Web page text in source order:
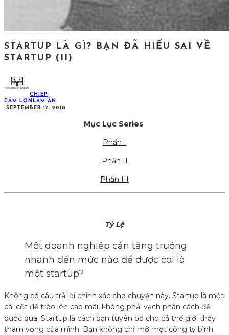
STARTUP LÀ GÌ? BẠN ĐÃ HIỂU SAI VỀ
STARTUP (II)
CHIEP·
CÁM LỢNLÀM ĂN
·SEPTEMBER 17, 2018
Mục Lục Series
Phần I
Phần II
Phần III
Tỷ Lệ
Một doanh nghiệp cần tăng trưởng
nhanh đến mức nào để được coi là
một startup?
Không có câu trả lời chính xác cho chuyện này. Startup là một
cái cột để trèo lên cao mãi, không phải vạch phân cách để
bước qua. Startup là cách bạn tuyên bố cho cả thế giới thấy
tham vọng của mình. Bạn không chỉ mở một công ty bình